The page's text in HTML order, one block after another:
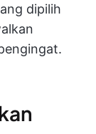
dipilih